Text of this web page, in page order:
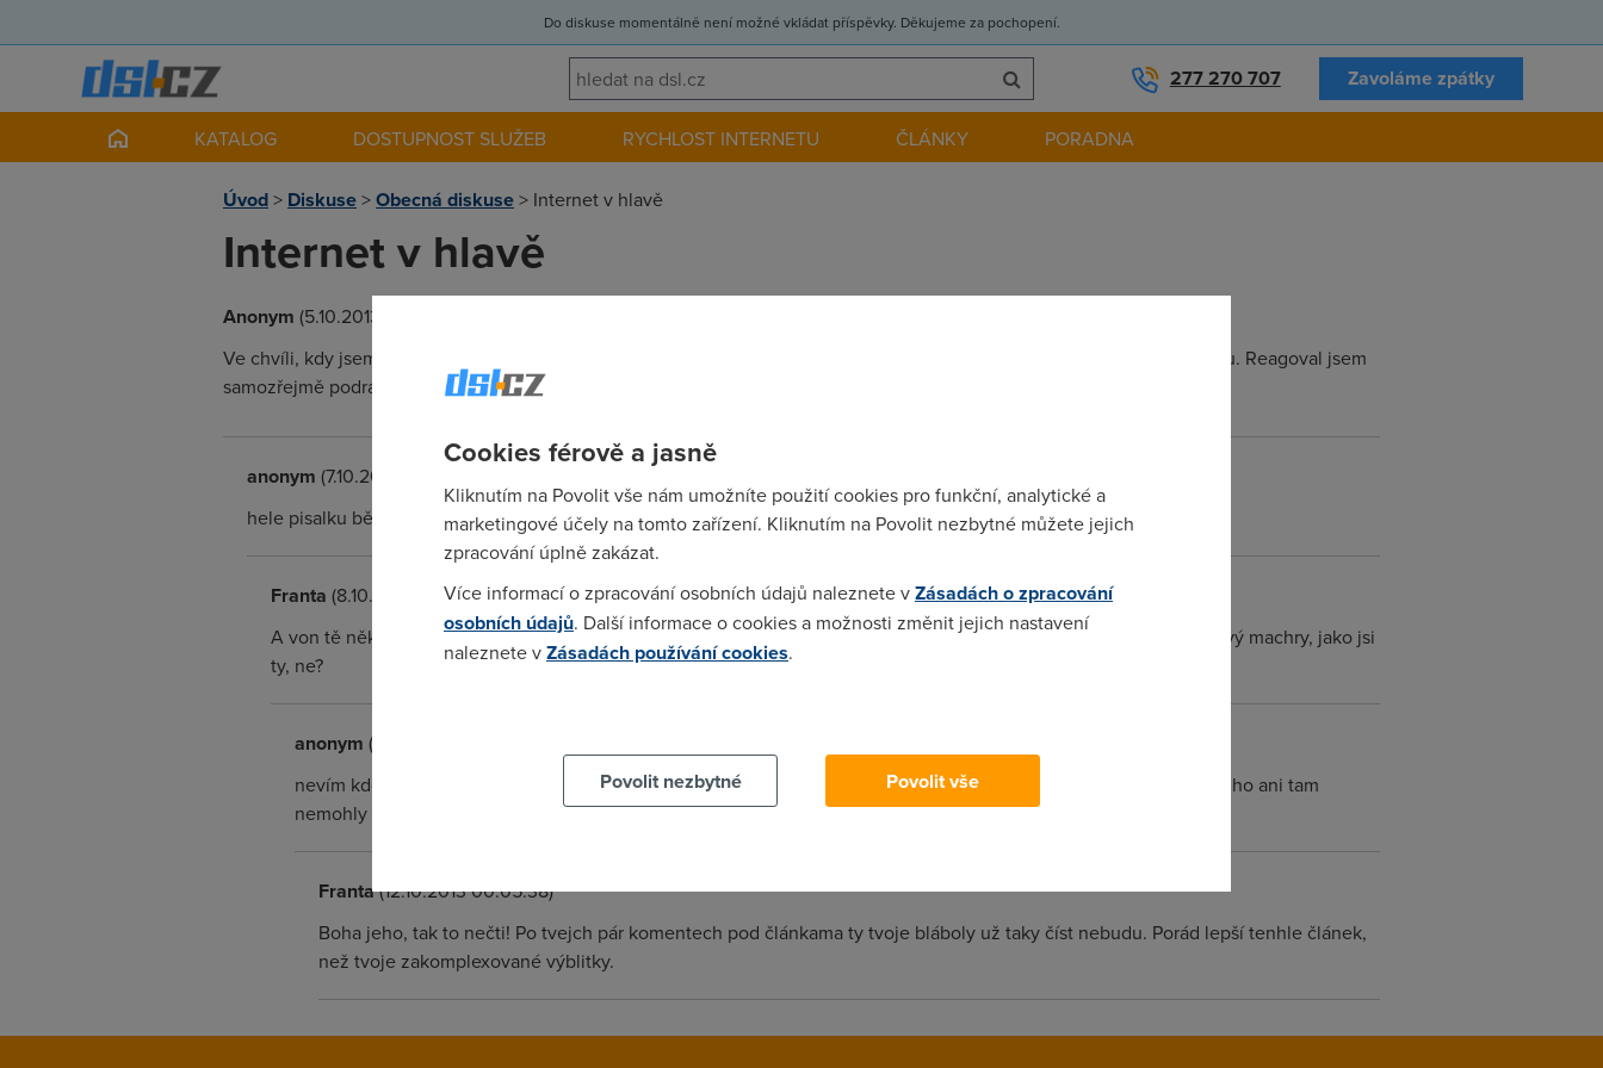
Do diskuse momentálně není možné vkládat příspěvky. Děkujeme za pochopení.
277 270 707 Zavoláme zpátky
KATALOG DOSTUPNOST SLUŽEB RYCHLOST INTERNETU ČLÁNKY PORADNA
Úvod> Diskuse>Obecná diskuse> Internet v hlavě
Internet v hlavě
Anonym (5.10.2013 00:00:00)
Ve chvíli, kdy jsem si dělal kávu, což je pro mne velmi citlivá chvilka, se mne manželka zeptala, co hrají v místním biografu. Reagoval jsem
samozřejmě podrážděně, copak nosím v hlavě programy kin?
anonym (7.10.2013 22:40:42)
hele pisalku běž psát do AHA nebo blesku ! tyhle vyblitky co tu pišeš jsou hnus
Franta (8.10.2013 09:46:59)
A von tě někdo nutí je číst? Proč sem chodíš? Mastit si ego nebo co? Nelíbí se ti články, běž tam, kde píšou pro takový machry, jako jsi
ty, ne?
anonym (11.10.2013 01:14:31)
nevím kdo si to co masti , ale řekl bych že autorem tohohle članku je někdo vyražený z AHA nebo blesku kde už ho ani tam
nemohly snést :)) ne ale takový sra** muže psat autor na svojem blogu , a onanovat jak není dobrý
Franta(12.10.2013 00:05:38)
Boha jeho, tak to nečti! Po tvejch pár komentech pod článkama ty tvoje bláboly už taky číst nebudu. Porád lepší tenhle článek,
než tvoje zakomplexované výblitky.
Cookies férově a jasně
Kliknutím na Povolit vše nám umožníte použití cookies pro funkční, analytické a
marketingové účely na tomto zařízení. Kliknutím na Povolit nezbytné můžete jejich
zpracování úplně zakázat.
Více informací o zpracování osobních údajů naleznete vZásadách o zpracování
osobních údajů. Další informace o cookies a možnosti změnit jejich nastavení
naleznete vZásadách používání cookies.
Povolit nezbytné
Povolit vše